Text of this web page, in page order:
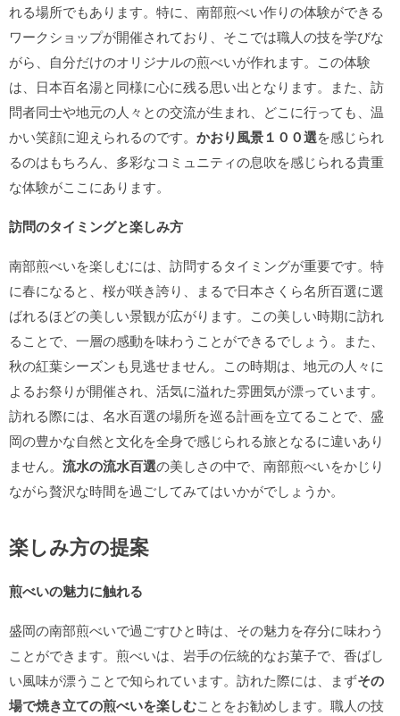
れる場所でもあります。特に、南部煎べい作りの体験ができる
ワークショップが開催されており、そこでは職人の技を学びな
がら、自分だけのオリジナルの煎べいが作れます。この体験
は、日本百名湯と同様に心に残る思い出となります。また、訪
問者同士や地元の人々との交流が生まれ、どこに行っても、温
かい笑顔に迎えられるのです。 かおり風景１００選を感じられ
るのはもちろん、多彩なコミュニティの息吹を感じられる貴重
な体験がここにあります。
訪問のタイミングと楽しみ方
南部煎べいを楽しむには、訪問するタイミングが重要です。特
に春になると、桜が咲き誇り、まるで日本さくら名所百選に選
ばれるほどの美しい景観が広がります。この美しい時期に訪れ
ることで、一層の感動を味わうことができるでしょう。また、
秋の紅葉シーズンも見逃せません。この時期は、地元の人々に
よるお祭りが開催され、活気に溢れた雰囲気が漂っています。
訪れる際には、名水百選の場所を巡る計画を立てることで、盛
岡の豊かな自然と文化を全身で感じられる旅となるに違いあり
ません。 流水の流水百選の美しさの中で、南部煎べいをかじり
ながら贅沢な時間を過ごしてみてはいかがでしょうか。
楽しみ方の提案
煎べいの魅力に触れる
盛岡の南部煎べいで過ごすひと時は、その魅力を存分に味わう
ことができます。煎べいは、岩手の伝統的なお菓子で、香ばし
い風味が漂うことで知られています。訪れた際には、まずその
場で焼き立ての煎べいを楽しむことをお勧めします。職人の技